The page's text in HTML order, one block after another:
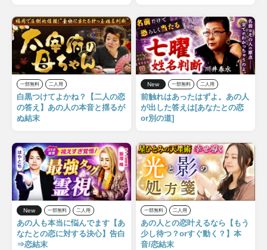
一部無料 二人用
白黒つけてよかね？【二人の恋
の答え】あの人の本音と揺るが
ぬ結末
New 一部無料 二人用
前触れはあったはずよ。あの人
が出した答えは[あなたとの恋
or別の道]
New 一部無料 二人用
あの人も本当に悩んでます【あ
なたとの恋に対する決心】告白
⇒恋結末
一部無料 二人用
あの人との恋叶えるなら【もう
少し待つ？orすぐ動く？】本
音/恋結末